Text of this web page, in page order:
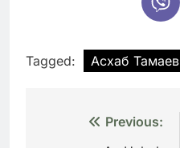
Tagged: Асхаб Тамаев
Навигация
Previous: